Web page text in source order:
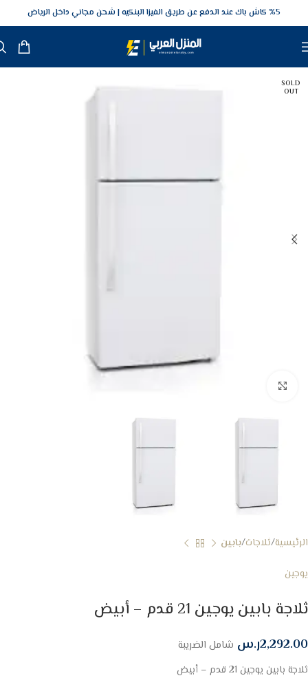
5‎% كاش باك عند الدفع عن طريق الفيزا البنكيه شحن مجاني داخل الرياض
SOLD
OUT
الرئيسية ثلاجات بابين
يوجين
ثلاجة بابين يوجين 21 قدم – أبيض
2,292.00ر.س شامل الضريبة
ثلاجة بابين يوجين 21 قدم – أبيض